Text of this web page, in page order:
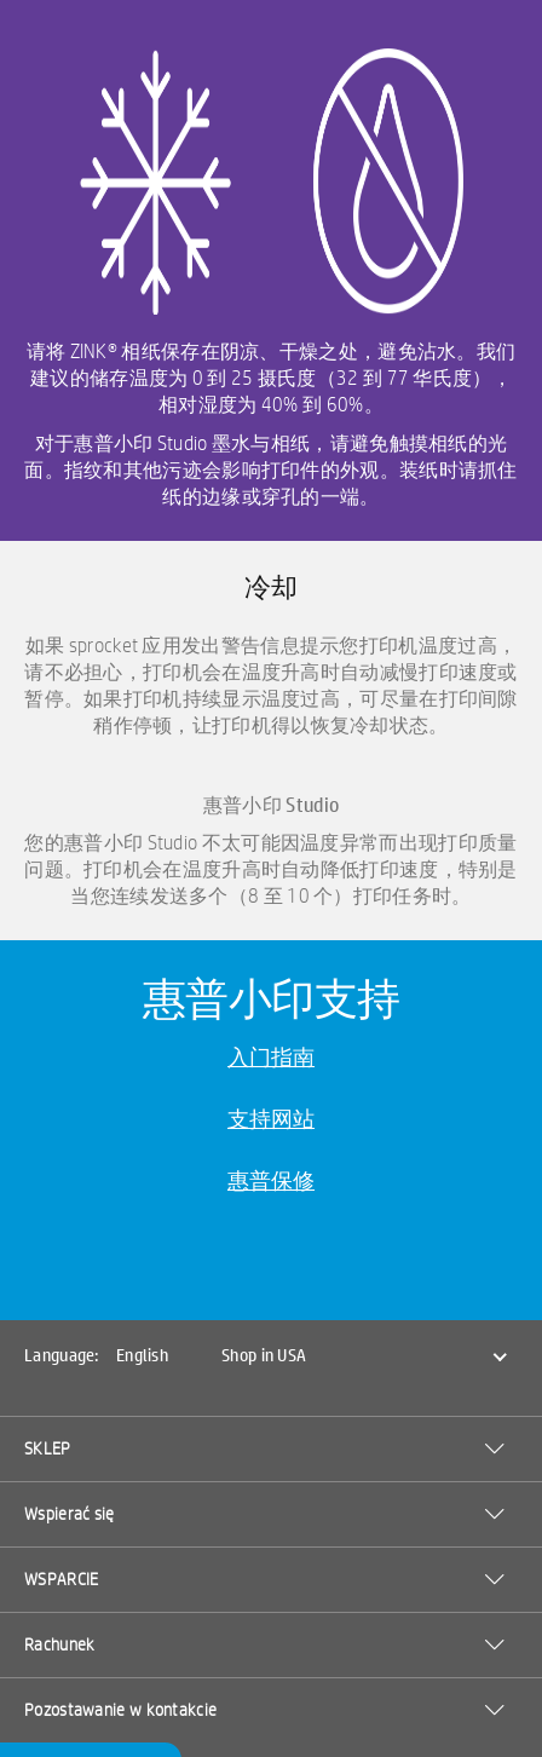
请将 ZINK® 相纸保存在阴凉、干燥之处，避免沾水。我们
建议的储存温度为 0 到 25 摄氏度（32 到 77 华氏度），
相对湿度为 40% 到 60%。
对于惠普小印 Studio 墨水与相纸，请避免触摸相纸的光
面。指纹和其他污迹会影响打印件的外观。装纸时请抓住
纸的边缘或穿孔的一端。
冷却
如果 sprocket 应用发出警告信息提示您打印机温度过高，
请不必担心，打印机会在温度升高时自动减慢打印速度或
暂停。如果打印机持续显示温度过高，可尽量在打印间隙
稍作停顿，让打印机得以恢复冷却状态。
惠普小印 Studio
您的惠普小印 Studio 不太可能因温度异常而出现打印质量
问题。打印机会在温度升高时自动降低打印速度，特别是
当您连续发送多个（8 至 10 个）打印任务时。
惠普小印支持
入门指南
支持网站
惠普保修
Language: English Shop in USA
SKLEP
Wspierać się
WSPARCIE
Rachunek
Pozostawanie w kontakcie